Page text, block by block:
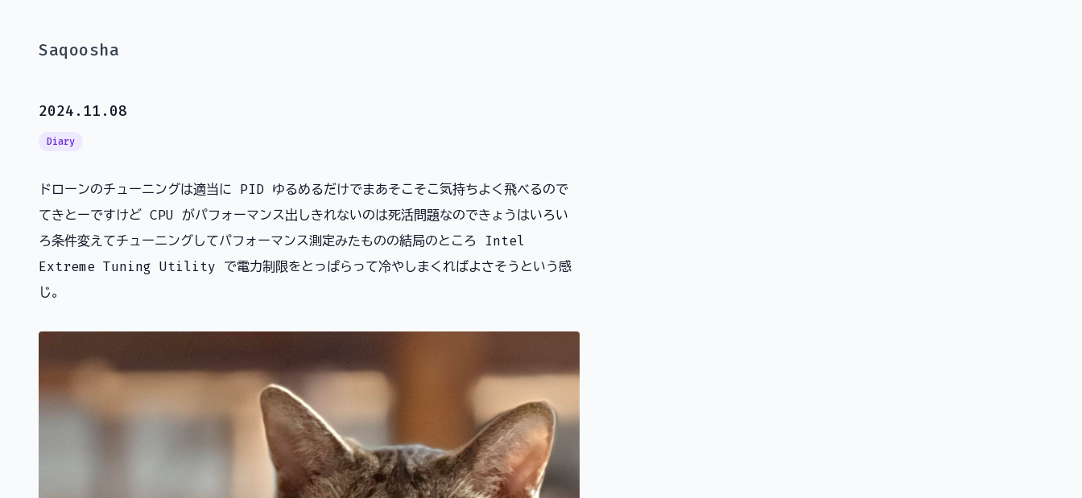
Saqoosha
2024.11.08
Diary
ドローンのチューニングは適当に PID ゆるめるだけでまあそこそこ気持ちよく飛べるので
てきとーですけど CPU がパフォーマンス出しきれないのは死活問題なのできょうはいろい
ろ条件変えてチューニングしてパフォーマンス測定みたものの結局のところ Intel
Extreme Tuning Utility で電力制限をとっぱらって冷やしまくればよさそうという感
じ。